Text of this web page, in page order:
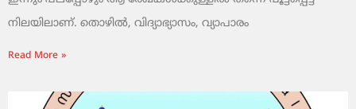
നിലയിലാണ്. തൊഴിൽ, വിദ്യാഭ്യാസം, വ്യാപാരം
Read More »